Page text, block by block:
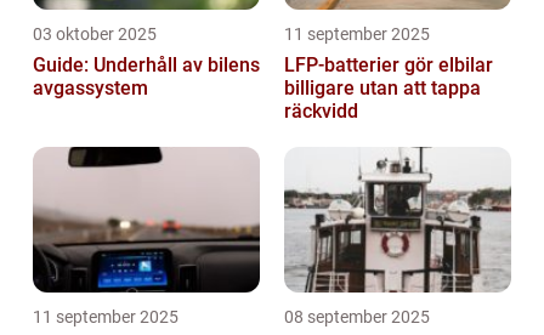
03 oktober 2025
Guide: Underhåll av bilens
avgassystem
11 september 2025
LFP-batterier gör elbilar
billigare utan att tappa
räckvidd
11 september 2025 08 september 2025